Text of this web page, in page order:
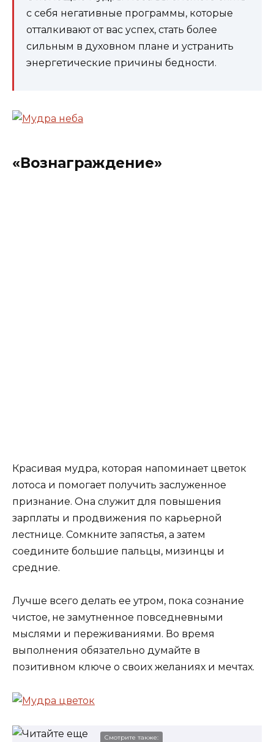
с себя негативные программы, которые
отталкивают от вас успех, стать более
сильным в духовном плане и устранить
энергетические причины бедности.
«Вознаграждение»
Красивая мудра, которая напоминает цветок
лотоса и помогает получить заслуженное
признание. Она служит для повышения
зарплаты и продвижения по карьерной
лестнице. Сомкните запястья, а затем
соедините большие пальцы, мизинцы и
средние.
Лучше всего делать ее утром, пока сознание
чистое, не замутненное повседневными
мыслями и переживаниями. Во время
выполнения обязательно думайте в
позитивном ключе о своих желаниях и мечтах.
Смотрите также: